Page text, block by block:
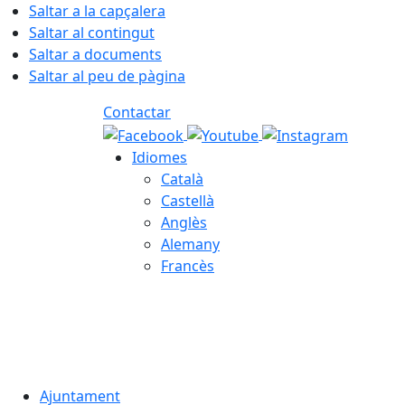
Saltar a la capçalera
Saltar al contingut
Saltar a documents
Saltar al peu de pàgina
Contactar
Idiomes
Català
Castellà
Anglès
Alemany
Francès
Ajuntament